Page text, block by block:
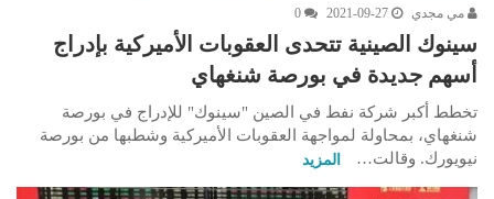
مي مجدي 2021-09-27
0
سينوك الصينية تتحدى العقوبات الأميركية بإدراج
أسهم جديدة في بورصة شنغهاي
تخطط أكبر شركة نفط في الصين "سينوك" للإدراج في بورصة
شنغهاي، بمحاولة لمواجهة العقوبات الأميركية وشطبها من بورصة
نيويورك. وقالت…
المزيد